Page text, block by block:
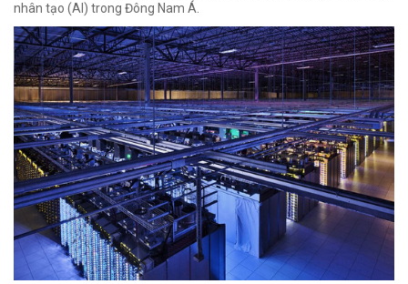
nhân tạo (AI) trong Đông Nam Á.